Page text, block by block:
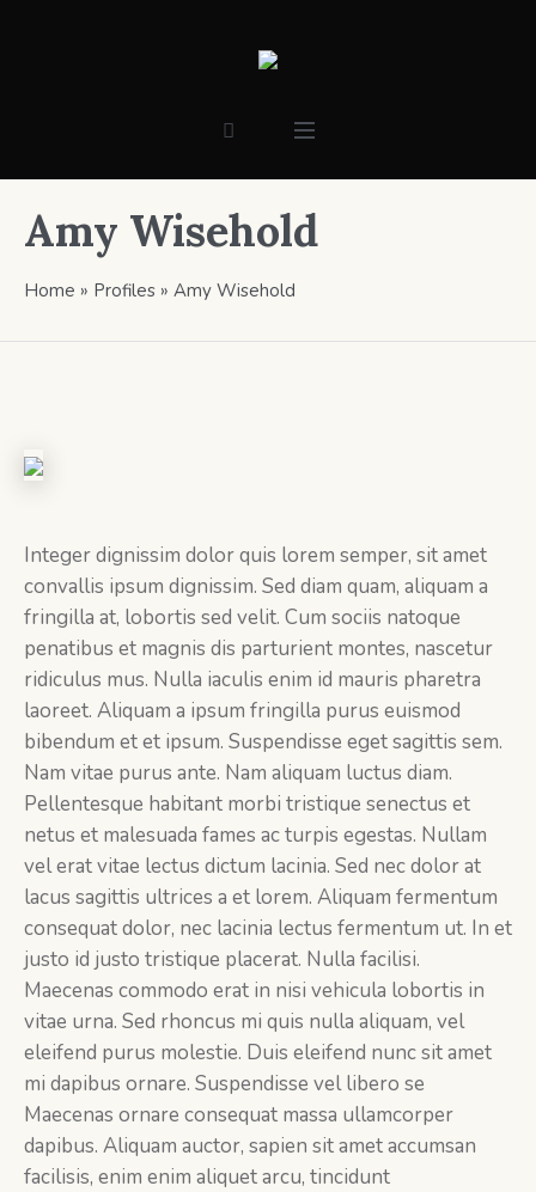
Amy Wisehold
Home » Profiles » Amy Wisehold
Integer dignissim dolor quis lorem semper, sit amet
convallis ipsum dignissim. Sed diam quam, aliquam a
fringilla at, lobortis sed velit. Cum sociis natoque
penatibus et magnis dis parturient montes, nascetur
ridiculus mus. Nulla iaculis enim id mauris pharetra
laoreet. Aliquam a ipsum fringilla purus euismod
bibendum et et ipsum. Suspendisse eget sagittis sem.
Nam vitae purus ante. Nam aliquam luctus diam.
Pellentesque habitant morbi tristique senectus et
netus et malesuada fames ac turpis egestas. Nullam
vel erat vitae lectus dictum lacinia. Sed nec dolor at
lacus sagittis ultrices a et lorem. Aliquam fermentum
consequat dolor, nec lacinia lectus fermentum ut. In et
justo id justo tristique placerat. Nulla facilisi.
Maecenas commodo erat in nisi vehicula lobortis in
vitae urna. Sed rhoncus mi quis nulla aliquam, vel
eleifend purus molestie. Duis eleifend nunc sit amet
mi dapibus ornare. Suspendisse vel libero se
Maecenas ornare consequat massa ullamcorper
dapibus. Aliquam auctor, sapien sit amet accumsan
facilisis, enim enim aliquet arcu, tincidunt